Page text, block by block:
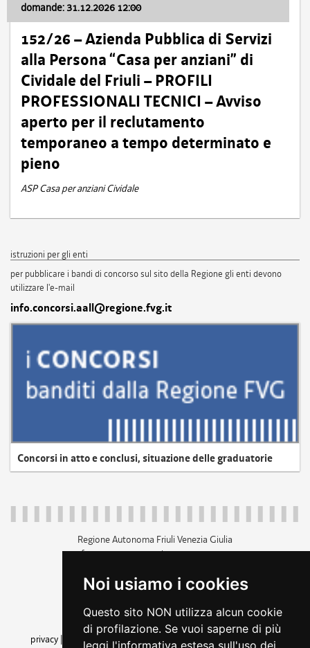
Noi usiamo i cookies
Questo sito NON utilizza alcun cookie
di profilazione. Se vuoi saperne di più
leggi l'informativa estesa sull'uso dei
domande: 31.12.2026 12:00
152/26 – Azienda Pubblica di Servizi
alla Persona “Casa per anziani” di
Cividale del Friuli – PROFILI
PROFESSIONALI TECNICI – Avviso
aperto per il reclutamento
temporaneo a tempo determinato e
pieno
ASP Casa per anziani Cividale
istruzioni per gli enti
per pubblicare i bandi di concorso sul sito della Regione gli enti devono
utilizzare l'e-mail
info.concorsi.aall@regione.fvg.it
Concorsi in atto e conclusi, situazione delle graduatorie
Regione Autonoma Friuli Venezia Giulia
c.f. 80014930327; p.iva 00526040324
+39 040 3771111
amministrazione trasparente
privacy
cookie |note legali accessibilità
dichiarazione di